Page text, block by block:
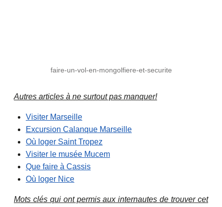
faire-un-vol-en-mongolfiere-et-securite
Autres articles à ne surtout pas manquer!
Visiter Marseille
Excursion Calanque Marseille
Où loger Saint Tropez
Visiter le musée Mucem
Que faire à Cassis
Où loger Nice
Mots clés qui ont permis aux internautes de trouver cet